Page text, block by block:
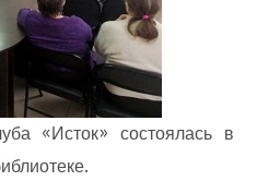
«Исток» состоялась в